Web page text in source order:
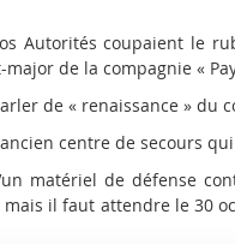
Autorités coupaient le
de la compagnie «
de « renaissance » du
centre de secours
matériel de défense
mais il faut attendre le 30